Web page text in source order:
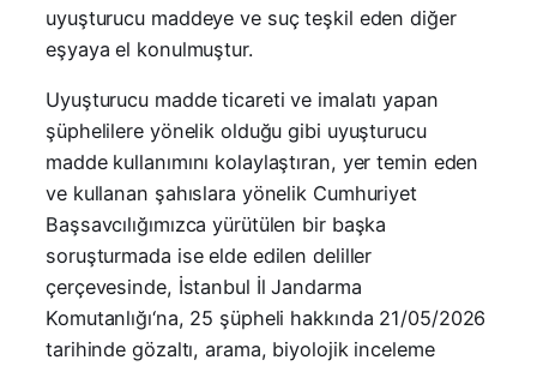
uyuşturucu maddeye ve suç teşkil eden diğer
eşyaya el konulmuştur.
Uyuşturucu madde ticareti ve imalatı yapan
şüphelilere yönelik olduğu gibi uyuşturucu
madde kullanımını kolaylaştıran, yer temin eden
ve kullanan şahıslara yönelik Cumhuriyet
Başsavcılığımızca yürütülen bir başka
soruşturmada ise elde edilen deliller
çerçevesinde, İstanbul İl Jandarma
Komutanlığı‘na, 25 şüpheli hakkında 21/05/2026
tarihinde gözaltı, arama, biyolojik inceleme